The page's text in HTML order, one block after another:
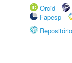
Orcid
Fapesp